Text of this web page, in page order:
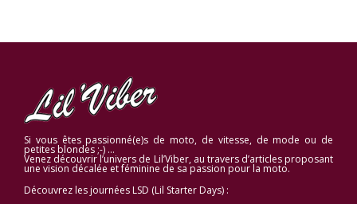
Si vous êtes passionné(e)s de moto, de vitesse, de mode ou de
petites blondes ;-) …
Venez découvrir l’univers de Lil’Viber, au travers d’articles proposant
une vision décalée et féminine de sa passion pour la moto.
Découvrez les journées LSD (Lil Starter Days) :